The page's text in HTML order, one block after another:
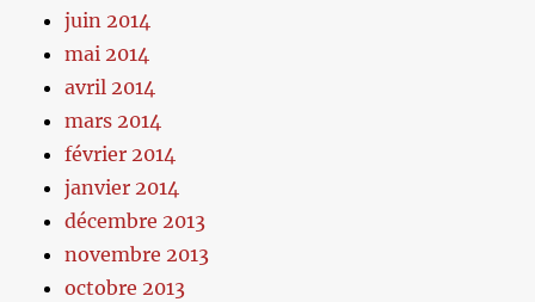
juin 2014
mai 2014
avril 2014
mars 2014
février 2014
janvier 2014
décembre 2013
novembre 2013
octobre 2013